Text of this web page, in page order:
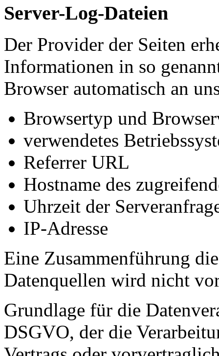
Server-Log-Dateien
Der Provider der Seiten
Informationen in so
Browser automatisch an
Browsertyp und
verwendetes
Referrer URL
Hostname des
Uhrzeit der
IP-Adresse
Eine Zusammenführung
Datenquellen wird nicht
Grundlage für die
DSGVO, der die